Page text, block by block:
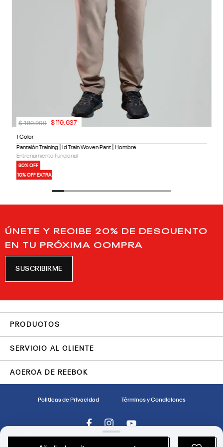
1 Color
Pantalón Training | Id Train Woven Pant | Hombre
Entrenamiento Funcional
30% OFF
10% OFF EXTRA
$ 189.900 $ 119.637
ÚNETE Y RECIBE 20% DE DESCUENTO
EN TU PRÓXIMA COMPRA
SUSCRIBIRME
PRODUCTOS
SERVICIO AL CLIENTE
ACERCA DE REEBOK
Politicas de Privacidad Términos y Condiciones